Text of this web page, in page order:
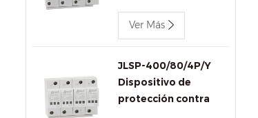
400/100/4P de 400 V
y 100 kA
Ver Más
JLSP-400/80/4P/Y
Dispositivo de
protección contra